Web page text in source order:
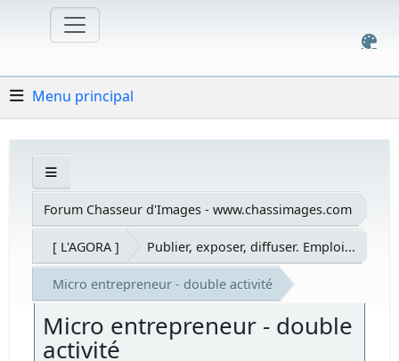
Menu principal
Forum Chasseur d'Images - www.chassimages.com
[ L'AGORA ] Publier, exposer, diffuser. Emploi...
Micro entrepreneur - double activité
Micro entrepreneur - double
activité